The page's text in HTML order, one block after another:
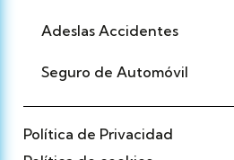
Adeslas Accidentes
Seguro de Automóvil
Política de Privacidad